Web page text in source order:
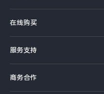
S系列
Y系列
iQOO手机
在线购买
选购手机
选购配件
服务支持
服务网点
商务合作